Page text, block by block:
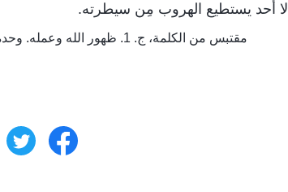
لا أحد يستطيع الهروب مِن سيطرته.
مقتبس من الكلمة، ج. 1. ظهور الله وعمله. وحده مسيح الأيام الأخيرة قادر أن يمنح الإنسان طريق الحياة الأبدية